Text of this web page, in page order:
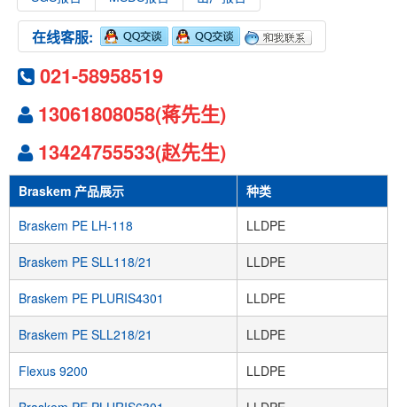
在线客服:
021-58958519
13061808058(蒋先生)
13424755533(赵先生)
Braskem 产品展示
种类
Braskem PE LH-118
LLDPE
Braskem PE SLL118/21 LLDPE
Braskem PE PLURIS4301 LLDPE
Braskem PE SLL218/21 LLDPE
Flexus 9200 LLDPE